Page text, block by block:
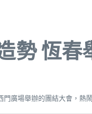
勢 恆
廣場舉辦的團結大會，熱